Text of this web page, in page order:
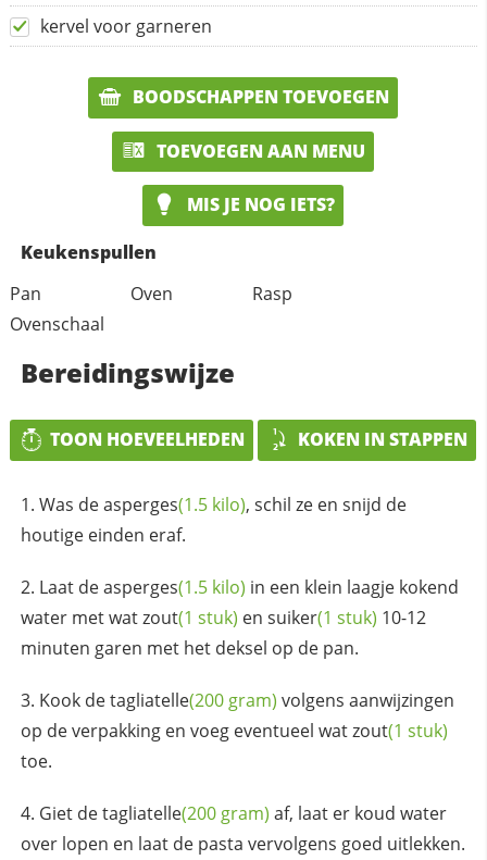
kervel voor garneren
BOODSCHAPPEN TOEVOEGEN
TOEVOEGEN AAN MENU
MIS JE NOG IETS?
Keukenspullen
Pan
Oven
Rasp
Ovenschaal
Bereidingswijze
TOON HOEVEELHEDEN KOKEN IN STAPPEN
Was deasperges(1.5 kilo), schil ze en snijd de
houtige einden eraf.
Laat deasperges(1.5 kilo) in een klein laagje kokend
water met watzout(1 stuk) en suiker(1 stuk) 10-12
minuten garen met het deksel op de pan.
Kook detagliatelle(200 gram) volgens aanwijzingen
op de verpakking en voeg eventueel watzout(1 stuk)
toe.
Giet detagliatelle(200 gram) af, laat er koud water
over lopen en laat de pasta vervolgens goed uitlekken.